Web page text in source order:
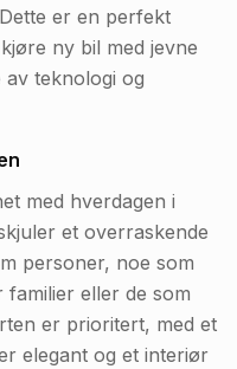
er en perfekt
ny bil med jevne
av teknologi og
med hverdagen i
et overraskende
personer, noe som
eller de som
er prioritert, med et
elegant og et interiør